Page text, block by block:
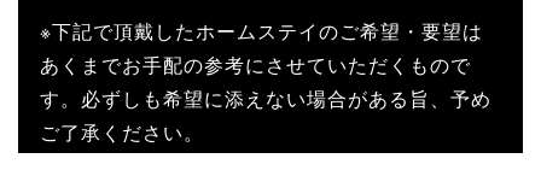
※下記で頂戴したホームステイのご希望・要望は
あくまでお手配の参考にさせていただくもので
す。必ずしも希望に添えない場合がある旨、予め
ご了承ください。